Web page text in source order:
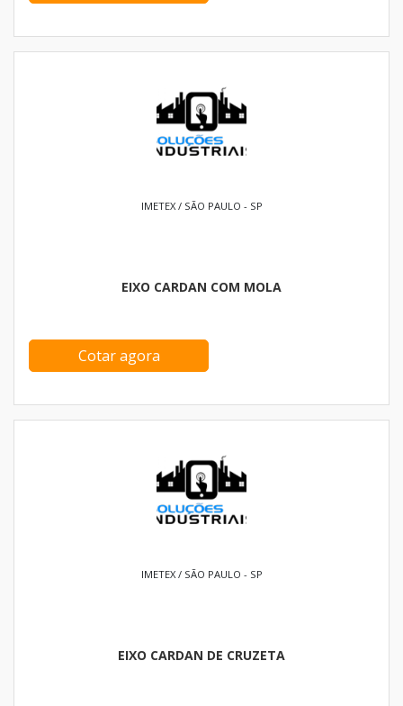
IMETEX / SÃO PAULO - SP
EIXO CARDAN COM MOLA
Cotar agora
IMETEX / SÃO PAULO - SP
EIXO CARDAN DE CRUZETA